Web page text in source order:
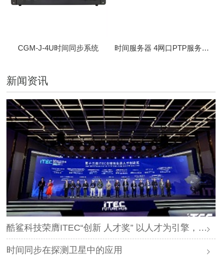
CGM-J-4U时间同步系统 时间服务器 4网口PTP服务器 CBM-D-40
新闻资讯
酷鲨科技荣膺ITEC“创新 人才奖” 以人才为引擎，时空为基石，驱动智能未来
时间同步在探测卫星中的应用